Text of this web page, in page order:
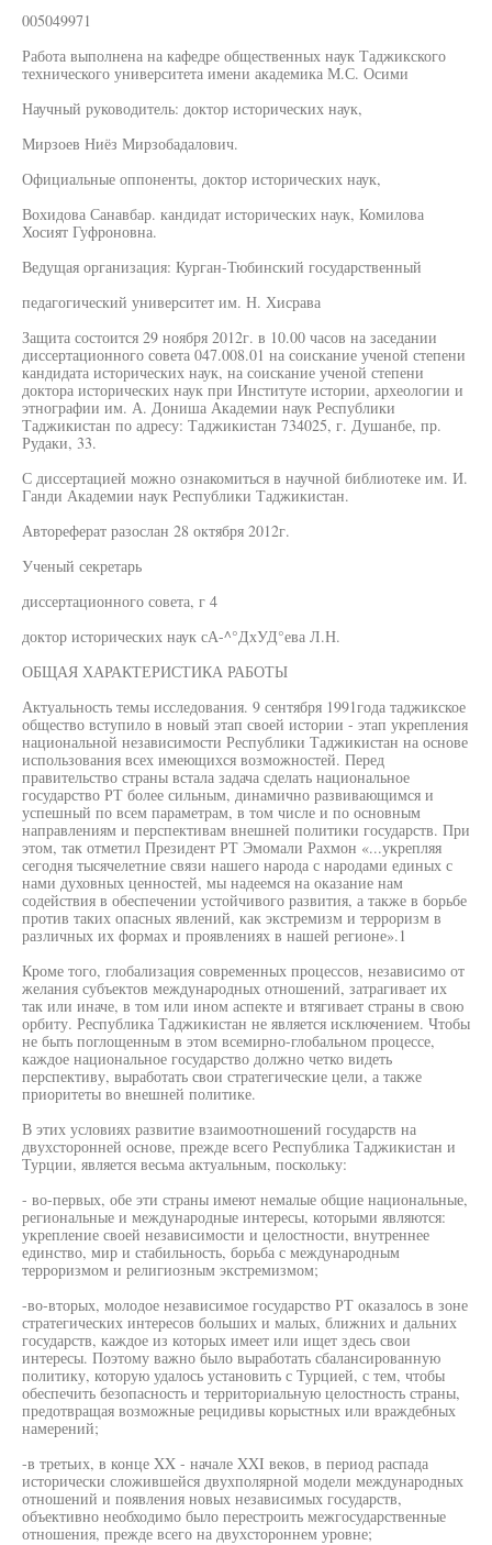
005049971
Работа выполнена на кафедре общественных наук Таджикского
технического университета имени академика М.С. Осими
Научный руководитель: доктор исторических наук,
Мирзоев Ниёз Мирзобадалович.
Официальные оппоненты, доктор исторических наук,
Вохидова Санавбар. кандидат исторических наук, Комилова
Хосият Гуфроновна.
Ведущая организация: Курган-Тюбинский государственный
педагогический университет им. Н. Хисрава
Защита состоится 29 ноября 2012г. в 10.00 часов на заседании
диссертационного совета 047.008.01 на соискание ученой степени
кандидата исторических наук, на соискание ученой степени
доктора исторических наук при Институте истории, археологии и
этнографии им. А. Дониша Академии наук Республики
Таджикистан по адресу: Таджикистан 734025, г. Душанбе, пр.
Рудаки, 33.
С диссертацией можно ознакомиться в научной библиотеке им. И.
Ганди Академии наук Республики Таджикистан.
Автореферат разослан 28 октября 2012г.
Ученый секретарь
диссертационного совета, г 4
доктор исторических наук сА-^°ДхУД°ева Л.Н.
ОБЩАЯ ХАРАКТЕРИСТИКА РАБОТЫ
Актуальность темы исследования. 9 сентября 1991года таджикское
общество вступило в новый этап своей истории - этап укрепления
национальной независимости Республики Таджикистан на основе
использования всех имеющихся возможностей. Перед
правительство страны встала задача сделать национальное
государство РТ более сильным, динамично развивающимся и
успешный по всем параметрам, в том числе и по основным
направлениям и перспективам внешней политики государств. При
этом, так отметил Президент РТ Эмомали Рахмон «...укрепляя
сегодня тысячелетние связи нашего народа с народами единых с
нами духовных ценностей, мы надеемся на оказание нам
содействия в обеспечении устойчивого развития, а также в борьбе
против таких опасных явлений, как экстремизм и терроризм в
различных их формах и проявлениях в нашей регионе».1
Кроме того, глобализация современных процессов, независимо от
желания субъектов международных отношений, затрагивает их
так или иначе, в том или ином аспекте и втягивает страны в свою
орбиту. Республика Таджикистан не является исключением. Чтобы
не быть поглощенным в этом всемирно-глобальном процессе,
каждое национальное государство должно четко видеть
перспективу, выработать свои стратегические цели, а также
приоритеты во внешней политике.
В этих условиях развитие взаимоотношений государств на
двухсторонней основе, прежде всего Республика Таджикистан и
Турции, является весьма актуальным, поскольку:
- во-первых, обе эти страны имеют немалые общие национальные,
региональные и международные интересы, которыми являются:
укрепление своей независимости и целостности, внутреннее
единство, мир и стабильность, борьба с международным
терроризмом и религиозным экстремизмом;
-во-вторых, молодое независимое государство РТ оказалось в зоне
стратегических интересов больших и малых, ближних и дальних
государств, каждое из которых имеет или ищет здесь свои
интересы. Поэтому важно было выработать сбалансированную
политику, которую удалось установить с Турцией, с тем, чтобы
обеспечить безопасность и территориальную целостность страны,
предотвращая возможные рецидивы корыстных или враждебных
намерений;
-в третьих, в конце XX - начале XXI веков, в период распада
исторически сложившейся двухполярной модели международных
отношений и появления новых независимых государств,
объективно необходимо было перестроить межгосударственные
отношения, прежде всего на двухстороннем уровне;